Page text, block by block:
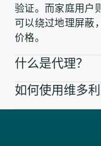
验证。而家庭用户
可以绕过地理屏蔽
价格。
什么是代理？
如何使用维多